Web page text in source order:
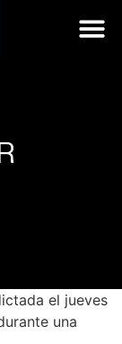
el jueves
una